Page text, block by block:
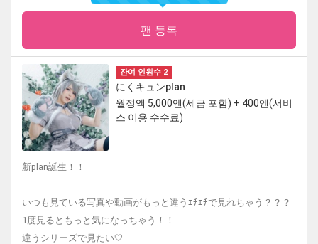
팬 등록
잔여 인원수 2
にくキュンplan
월정액 5,000엔(세금 포함) + 400엔(서비
스 이용 수수료)
新plan誕生！！
いつも見ている写真や動画がもっと違うｴﾁｴﾁで見れちゃう？？？
1度見るともっと気になっちゃう！！
違うシリーズで見たい🤍